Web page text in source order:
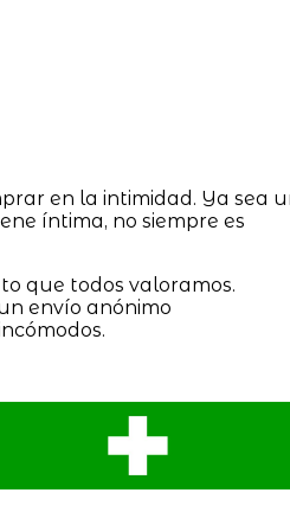
en la intimidad. Ya sea
íntima, no siempre es
que todos valoramos.
envío anónimo